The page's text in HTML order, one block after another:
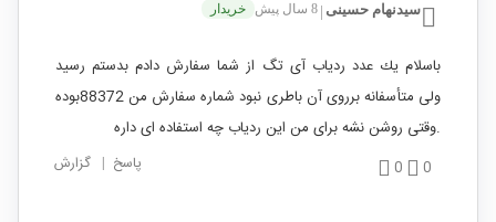
سيدنهام حسينى 8 سال پیش خریدار
باسلام يك عدد ردياب آى تگ از شما سفارش دادم بدستم رسيد
ولى متأسفانه برروى آن باطرى نبود شماره سفارش من 88372بوده
.وقتى روشن نشه براى من اين ردياب چه استفاده اى داره
0
0 پاسخ | گزارش